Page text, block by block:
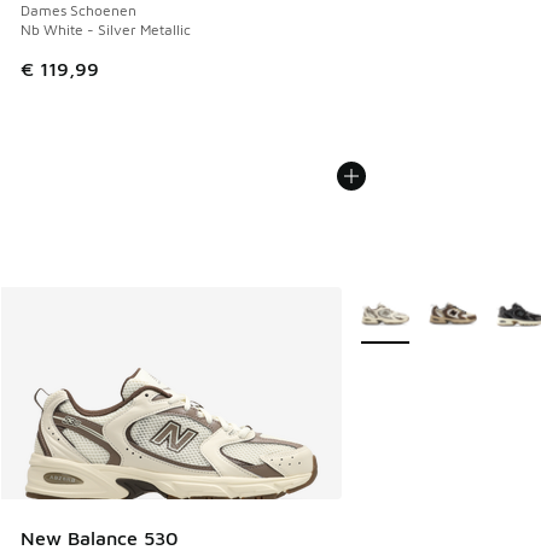
Dames Schoenen
Nb White - Silver Metallic
€ 119,99
New Balance 530
Meer kleuren